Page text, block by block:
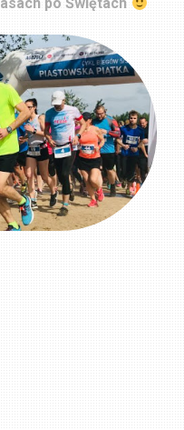
po Świętach